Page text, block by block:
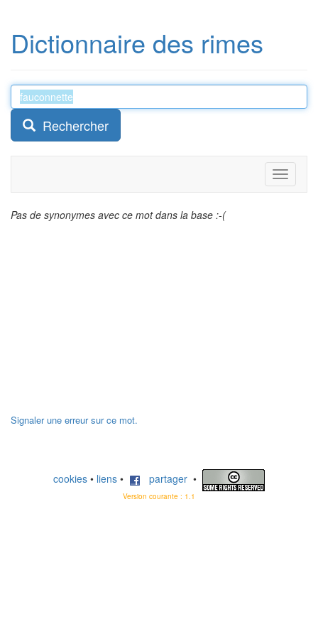
Dictionnaire des rimes
Rechercher
Toggle
Pas de synonymes avec ce mot dans la base :-(
Signaler une erreur sur ce mot.
cookies • liens • partager •
Version courante : 1.1